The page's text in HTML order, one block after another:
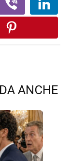
ANCHE